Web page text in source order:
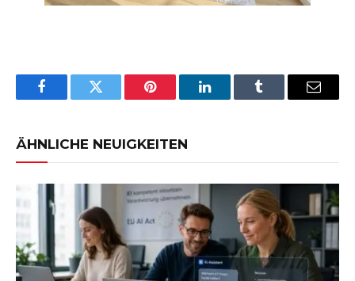
FacebookTwitter Pinterest LinkedInTumblr Email
ÄHNLICHE NEUIGKEITEN